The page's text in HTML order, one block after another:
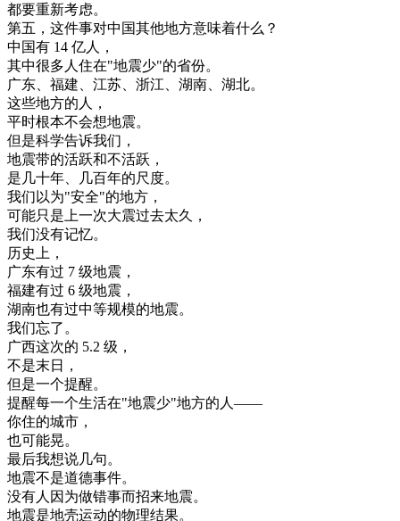
都要重新考虑。
第五 ， 这件事对中国其他地方意味着什么 ？
中国有 14 亿人 ，
其中很多人住在"地震少"的省份。
广东、 福建、 江苏、 浙江、 湖南、 湖北。
这些地方的人 ，
平时根本不会想地震。
但是科学告诉我们 ，
地震带的活跃和不活跃 ，
是几十年、 几百年的尺度。
我们以为"安全"的地方 ，
可能只是上一次大震过去太久 ，
我们没有记忆。
历史上 ，
广东有过 7 级地震 ，
福建有过 6 级地震 ，
湖南也有过中等规模的地震。
我们忘了。
广西这次的 5.2 级 ，
不是末日
，
但是一个提醒。
提醒每一个生活在"地震少"地方的人——
你住的城市 ，
也可能晃。
最后我想说几句。
地震不是道德事件。
没有人 因为做错事而招来地震。
地震是地壳运动的物理结果。